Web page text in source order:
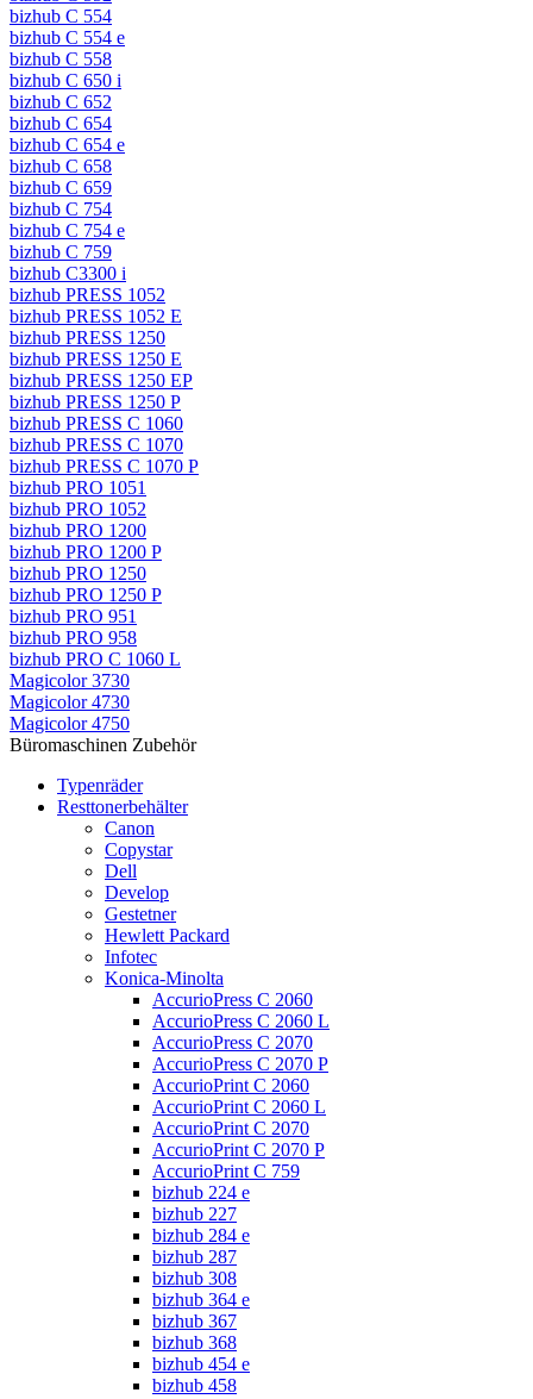
bizhub C 554
bizhub C 554 e
bizhub C 558
bizhub C 650 i
bizhub C 652
bizhub C 654
bizhub C 654 e
bizhub C 658
bizhub C 659
bizhub C 754
bizhub C 754 e
bizhub C 759
bizhub C3300 i
bizhub PRESS 1052
bizhub PRESS 1052 E
bizhub PRESS 1250
bizhub PRESS 1250 E
bizhub PRESS 1250 EP
bizhub PRESS 1250 P
bizhub PRESS C 1060
bizhub PRESS C 1070
bizhub PRESS C 1070 P
bizhub PRO 1051
bizhub PRO 1052
bizhub PRO 1200
bizhub PRO 1200 P
bizhub PRO 1250
bizhub PRO 1250 P
bizhub PRO 951
bizhub PRO 958
bizhub PRO C 1060 L
Magicolor 3730
Magicolor 4730
Magicolor 4750
Büromaschinen Zubehör
Typenräder
Resttonerbehälter
Canon
Copystar
Dell
Develop
Gestetner
Hewlett Packard
Infotec
Konica-Minolta
AccurioPress C 2060
AccurioPress C 2060 L
AccurioPress C 2070
AccurioPress C 2070 P
AccurioPrint C 2060
AccurioPrint C 2060 L
AccurioPrint C 2070
AccurioPrint C 2070 P
AccurioPrint C 759
bizhub 224 e
bizhub 227
bizhub 284 e
bizhub 287
bizhub 308
bizhub 364 e
bizhub 367
bizhub 368
bizhub 454 e
bizhub 458